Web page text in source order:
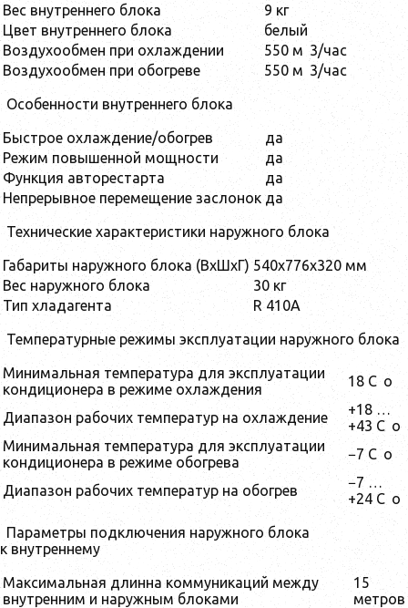
Вес внутреннего блока
9 кг
Цвет внутреннего блока
белый
Воздухообмен при охлаждении
550 м 3/час
Воздухообмен при обогреве
550 м 3/час
Особенности внутреннего блока
Быстрое охлаждение/обогрев
да
Режим повышенной мощности
да
Функция авторестарта
да
Непрерывное перемещение заслонок да
Технические характеристики наружного блока
Габариты наружного блока (ВхШхГ) 540x776x320 мм
Вес наружного блока
30 кг
Тип хладагента
R 410A
Температурные режимы эксплуатации наружного блока
Минимальная температура для эксплуатации
кондиционера в режиме охлаждения
18 C o
Диапазон рабочих температур на охлаждение
+18 …
+43 C o
Минимальная температура для эксплуатации
кондиционера в режиме обогрева
−7 C o
Диапазон рабочих температур на обогрев
−7 …
+24 C o
Параметры подключения наружного блока
к внутреннему
Максимальная длинна коммуникаций между
внутренним и наружным блоками
15
метров